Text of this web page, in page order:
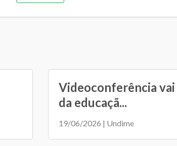
Videoconferência
da educaçã...
19/06/2026 | Undime